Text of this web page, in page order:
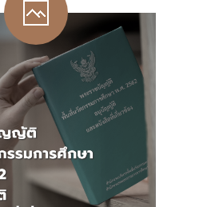
เวลาใช้บังคับ พ.ร.บ.พื้นที่นวัตกรรมการ
พ.ศ. 2569
รประเมินผลสัมฤทธิ์ พ.ร.บ.พื้นที่นวัตกรรม
2562
คิดเห็นร่าง พ.ร.ฎ. ฯ
วิเคราะห์ผลกระทบที่อาจเกิดขึ้นจากกฎ
ประเมินอิสระ